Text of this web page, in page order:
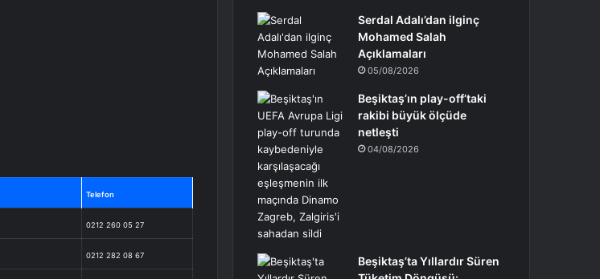
Telefon
0212 260 05 27
0212 282 08 67
Serdal Adalı’dan ilginç
Mohamed Salah
Açıklamaları
05/08/2026
Beşiktaş’ın play-off’taki
rakibi büyük ölçüde
netleşti
04/08/2026
Beşiktaş’ta Yıllardır Süren